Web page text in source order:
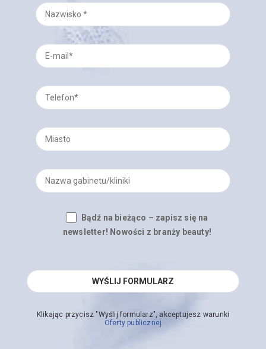
Bądź na bieżąco – zapisz się na
newsletter! Nowości z branży beauty!
Klikając przycisz "Wyślij formularz", akceptujesz warunki
Oferty publicznej